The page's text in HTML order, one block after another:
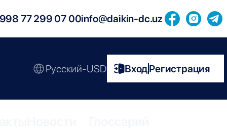
77 299 07 00info@daikin-dc.uz
Русский-USD ВходРегистрация